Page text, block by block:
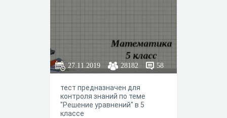
27.11.2019 28182 58
тест предназначен для
контроля знаний по теме
"Решение уравнений" в 5
классе